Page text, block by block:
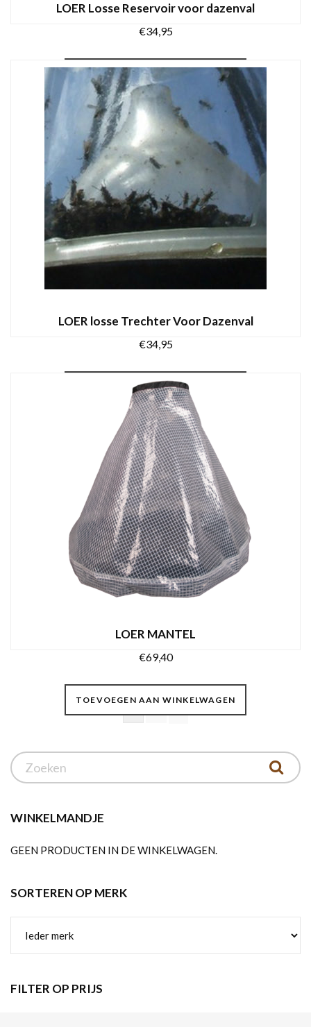
LOER Losse Reservoir voor dazenval
€34,95
TOEVOEGEN AAN WINKELWAGEN
LOER losse Trechter Voor Dazenval
€34,95
TOEVOEGEN AAN WINKELWAGEN
LOER MANTEL
€69,40
TOEVOEGEN AAN WINKELWAGEN
WINKELMANDJE
GEEN PRODUCTEN IN DE WINKELWAGEN.
SORTEREN OP MERK
FILTER OP PRIJS